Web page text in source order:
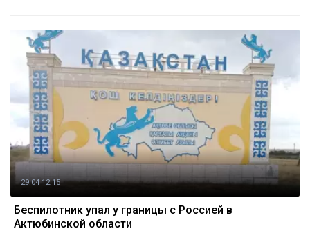
29.04 12:15
Беспилотник упал у границы с Россией в
Актюбинской области